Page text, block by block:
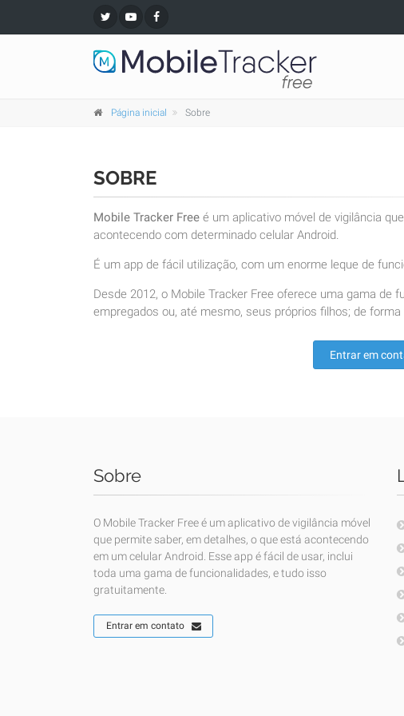
Página inicial Sobre
SOBRE
Mobile Tracker Free é um aplicativo móvel de vigilância
acontecendo com determinado celular Android.
É um app de fácil utilização, com um enorme leque de
Desde 2012, o Mobile Tracker Free oferece uma gama de
empregados ou, até mesmo, seus próprios filhos; de
Entrar em
Sobre
O Mobile Tracker Free é um aplicativo de vigilância móvel
que permite saber, em detalhes, o que está acontecendo
em um celular Android. Esse app é fácil de usar, inclui
toda uma gama de funcionalidades, e tudo isso
gratuitamente.
Entrar em contato